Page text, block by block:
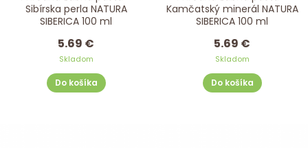
Sibírska perla NATURA
SIBERICA 100 ml
5.69 €
Skladom
Do košíka
Kamčatský minerál NATURA
SIBERICA 100 ml
5.69 €
Skladom
Do košíka